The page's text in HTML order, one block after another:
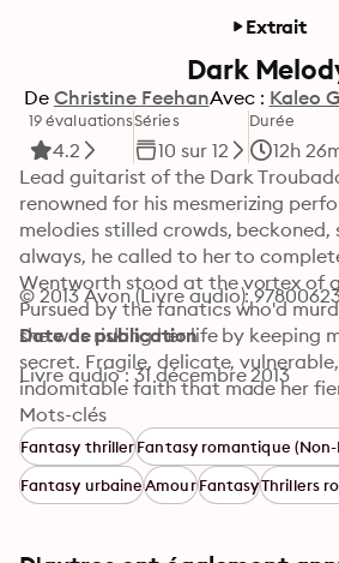
Extrait
Dark
De Christine FeehanAvec : Kaleo
19 évaluations
4.2
Séries
10 sur 12
Durée
12h
Lead guitarist of the Dark
renowned for his mesmerizing
melodies stilled crowds, beckoned,
always, he called to her to
Wentworth stood at the vortex of
Pursued by the fanatics who'd
she was risking her life by keeping
secret. Fragile, delicate,
indomitable faith that made her
Dayan all the more powerful.
© 2013 Avon (Livre audio):
Date de publication
Livre audio : 31 décembre 2013
Mots-clés
Fantasy thrillerFantasy romantique
Fantasy urbaineAmourFantasyThrillers